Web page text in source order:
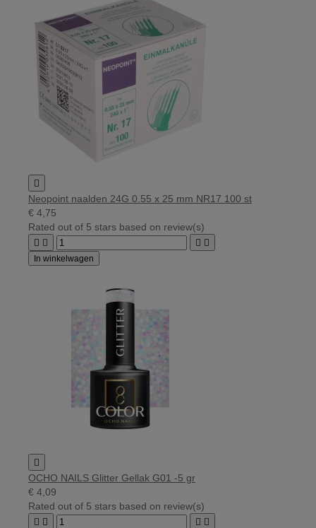

Neopoint naalden 24G 0.55 x 25 mm NR17 100 st
€ 4,75
Rated out of 5 stars based on review(s)
   
In winkelwagen

OCHO NAILS Glitter Gellak G01 -5 gr
€ 4,09
Rated out of 5 stars based on review(s)
   